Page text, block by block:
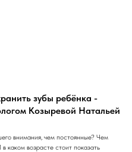
зубы ребёнка -
Козыревой Натальей
внимания, чем постоянные? Чем
каком возрасте стоит показать